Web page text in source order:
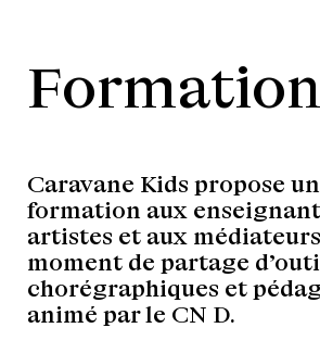
Formation
Caravane Kids propose
formation aux
artistes et aux
moment de partage
chorégraphiques et
animé par le CN D.